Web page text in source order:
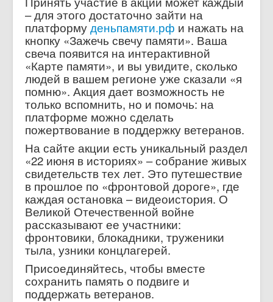
– для этого достаточно зайти на
платформуденьпамяти.рф и нажать на
кнопку «Зажечь свечу памяти». Ваша
свеча появится на интерактивной
«Карте памяти», и вы увидите, сколько
людей в вашем регионе уже сказали «я
помню». Акция дает возможность не
только вспомнить, но и помочь: на
платформе можно сделать
пожертвование в поддержку ветеранов.
На сайте акции есть уникальный раздел
«22 июня в историях» – собрание живых
свидетельств тех лет. Это путешествие
в прошлое по «фронтовой дороге», где
каждая остановка – видеоистория. О
Великой Отечественной войне
рассказывают ее участники:
фронтовики, блокадники, труженики
тыла, узники концлагерей.
Присоединяйтесь, чтобы вместе
сохранить память о подвиге и
поддержать ветеранов.